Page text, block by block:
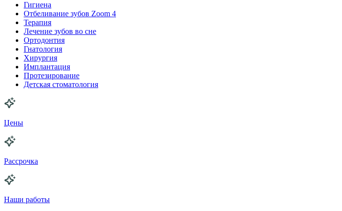
Гигиена
Отбеливание зубов Zoom 4
Терапия
Лечение зубов во сне
Ортодонтия
Гнатология
Хирургия
Имплантация
Протезирование
Детская стоматология
Цены
Рассрочка
Наши работы